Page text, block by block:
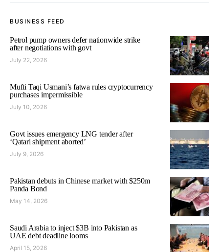
BUSINESS FEED
Petrol pump owners defer nationwide strike
after negotiations with govt
July 22, 2026
Mufti Taqi Usmani’s fatwa rules cryptocurrency
purchases impermissible
July 10, 2026
Govt issues emergency LNG tender after
‘Qatari shipment aborted’
July 9, 2026
Pakistan debuts in Chinese market with $250m
Panda Bond
May 14, 2026
Saudi Arabia to inject $3B into Pakistan as
UAE debt deadline looms
April 15, 2026